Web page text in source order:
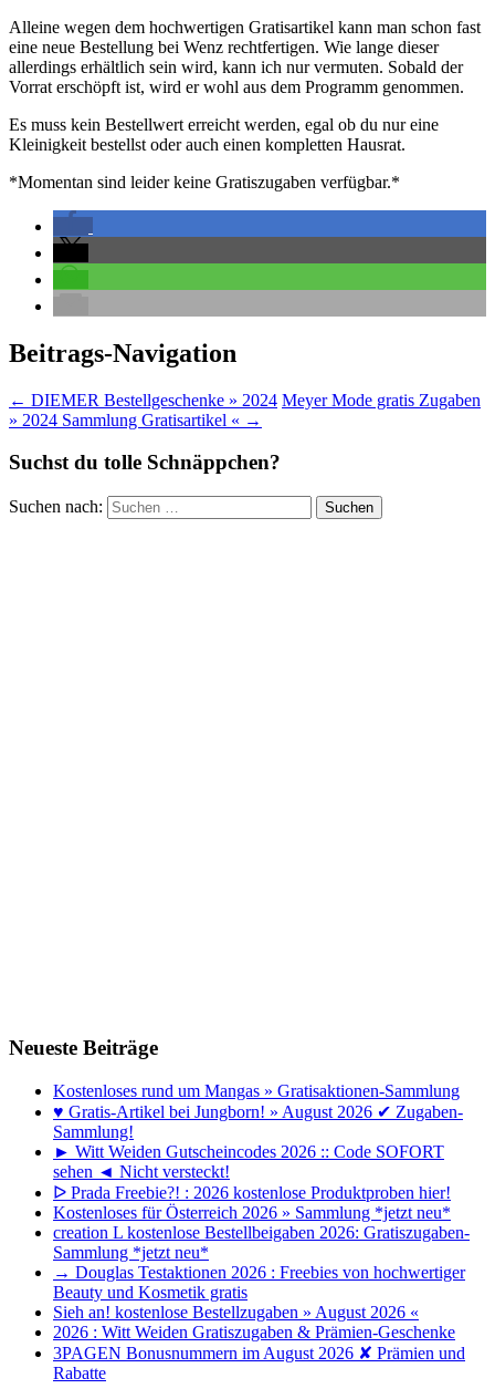
Alleine wegen dem hochwertigen Gratisartikel kann man schon fast
eine neue Bestellung bei Wenz rechtfertigen. Wie lange dieser
allerdings erhältlich sein wird, kann ich nur vermuten. Sobald der
Vorrat erschöpft ist, wird er wohl aus dem Programm genommen.
Es muss kein Bestellwert erreicht werden, egal ob du nur eine
Kleinigkeit bestellst oder auch einen kompletten Hausrat.
*Momentan sind leider keine Gratiszugaben verfügbar.*
Beitrags-Navigation
← DIEMER Bestellgeschenke » 2024 Meyer Mode gratis Zugaben
» 2024 Sammlung Gratisartikel « →
Suchst du tolle Schnäppchen?
Suchen nach:
Neueste Beiträge
Kostenloses rund um Mangas » Gratisaktionen-Sammlung
♥ Gratis-Artikel bei Jungborn! » August 2026 ✔ Zugaben-
Sammlung!
► Witt Weiden Gutscheincodes 2026 :: Code SOFORT
sehen ◄ Nicht versteckt!
ᐅ Prada Freebie?! : 2026 kostenlose Produktproben hier!
Kostenloses für Österreich 2026 » Sammlung *jetzt neu*
creation L kostenlose Bestellbeigaben 2026: Gratiszugaben-
Sammlung *jetzt neu*
→ Douglas Testaktionen 2026 : Freebies von hochwertiger
Beauty und Kosmetik gratis
Sieh an! kostenlose Bestellzugaben » August 2026 «
2026 : Witt Weiden Gratiszugaben & Prämien-Geschenke
3PAGEN Bonusnummern im August 2026 ✘ Prämien und
Rabatte